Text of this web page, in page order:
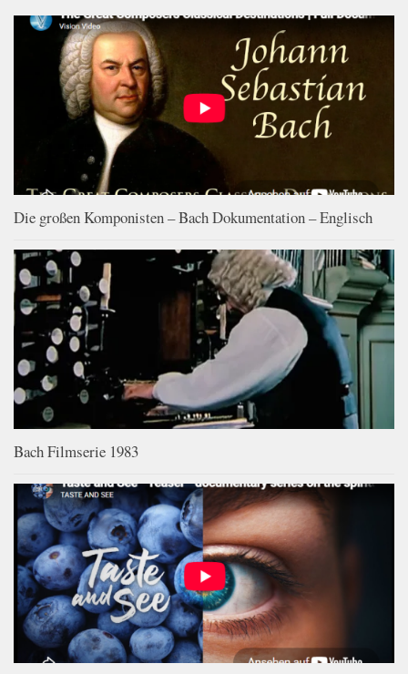
Die großen Komponisten – Bach Dokumentation – Englisch
Bach Filmserie 1983